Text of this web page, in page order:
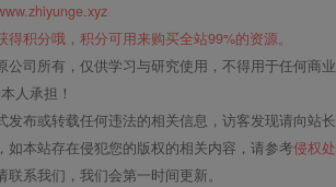
积分哦，积分可用来购买全站99%的资源。
公司所有，仅供学习与研究使用，不得用于任何商
人承担！
发布或转载任何违法的相关信息，访客发现请向站
如本站存在侵犯您的版权的相关内容，请参考侵权
系我们，我们会第一时间更新。